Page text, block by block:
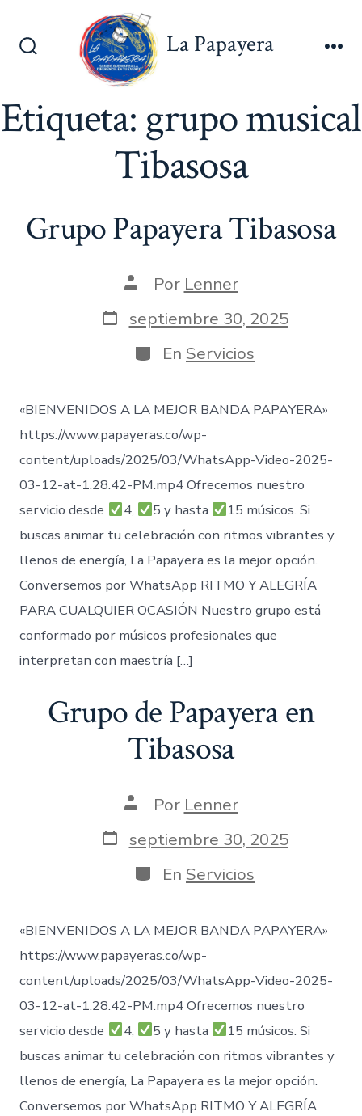
Alternar
La Papayera
Etiqueta: grupo musical
Tibasosa
Grupo Papayera Tibasosa
Autor
la
entrada
Por Lenner
Fecha
de
publicación
septiembre 30, 2025
Categorías
En Servicios
«BIENVENIDOS A LA MEJOR BANDA PAPAYERA»
https://www.papayeras.co/wp-
content/uploads/2025/03/WhatsApp-Video-2025-
03-12-at-1.28.42-PM.mp4 Ofrecemos nuestro
servicio desde
4, 5 y hasta
15 músicos. Si
buscas animar tu celebración con ritmos vibrantes y
llenos de energía, La Papayera es la mejor opción.
Conversemos por WhatsApp RITMO Y ALEGRÍA
PARA CUALQUIER OCASIÓN Nuestro grupo está
conformado por músicos profesionales que
interpretan con maestría […]
Grupo de Papayera en
Tibasosa
Autor
la
entrada
Por Lenner
Fecha
de
publicación
septiembre 30, 2025
Categorías
En Servicios
«BIENVENIDOS A LA MEJOR BANDA PAPAYERA»
https://www.papayeras.co/wp-
content/uploads/2025/03/WhatsApp-Video-2025-
03-12-at-1.28.42-PM.mp4 Ofrecemos nuestro
servicio desde
4, 5 y hasta
15 músicos. Si
buscas animar tu celebración con ritmos vibrantes y
llenos de energía, La Papayera es la mejor opción.
Conversemos por WhatsApp RITMO Y ALEGRÍA